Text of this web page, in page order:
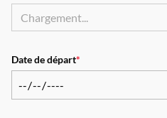
Date de départ*